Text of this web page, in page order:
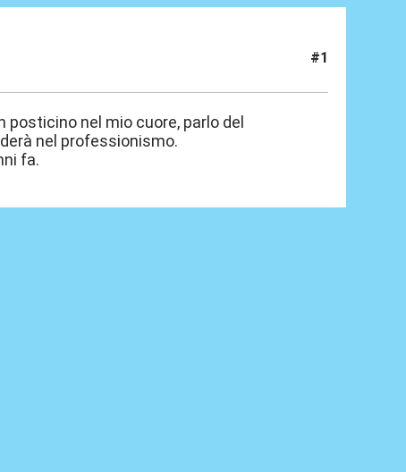
#1
nel mio cuore, parlo del
nel professionismo.
fa.